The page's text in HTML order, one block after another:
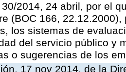
2014, 24 abril, por el
(BOC 166,
los sistemas de
del servicio público y
o sugerencias de los
17 nov 2014, de la